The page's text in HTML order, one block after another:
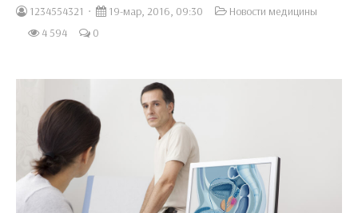
1234554321 19-мар, 2016, 09:30
Новости медицины
4 594
0